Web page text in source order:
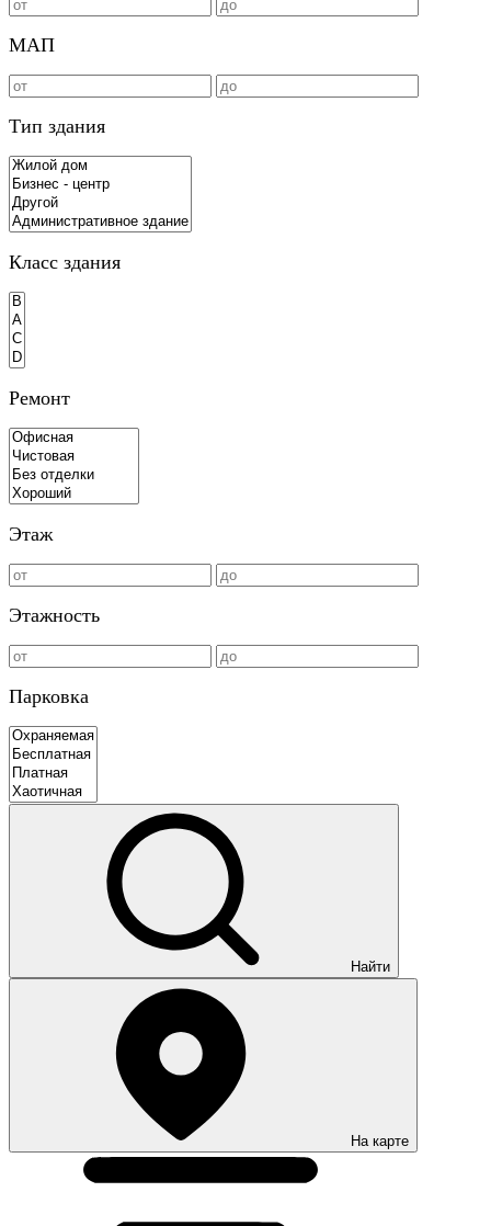
МАП
Тип здания
Класс здания
Ремонт
Этаж
Этажность
Парковка
Найти
На карте